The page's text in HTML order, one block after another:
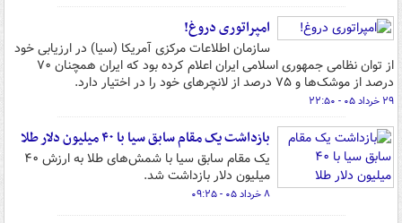
امپراتوری دروغ!
سازمان اطلاعات مرکزی آمریکا (سیا) در ارزیابی خود
از توان نظامی جمهوری اسلامی ایران اعلام کرده بود که ایران همچنان ۷۰
درصد از موشک‌ها و ۷۵ درصد از لانچرهای خود را در اختیار دارد.
۲۹ خرداد ۰۵ - ۲۲:۵۰
بازداشت یک مقام سابق سیا با ۴۰ میلیون دلار طلا
یک مقام سابق سیا با شمش‌های طلا به ارزش ۴۰
میلیون دلار بازداشت شد.
۸ خرداد ۰۵ - ۰۹:۲۵